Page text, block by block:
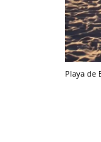
Playa de